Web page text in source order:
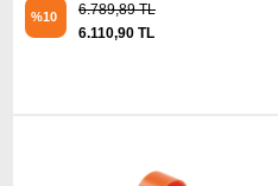
%10
6.789,89 TL
6.110,90 TL